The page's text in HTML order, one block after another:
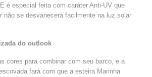
é especial feita com caráter Anti-UV que
não se desvanecerá facilmente na luz solar
do outlook
cores para combinar com seu barco, e a
fará com que a esteira Marinha